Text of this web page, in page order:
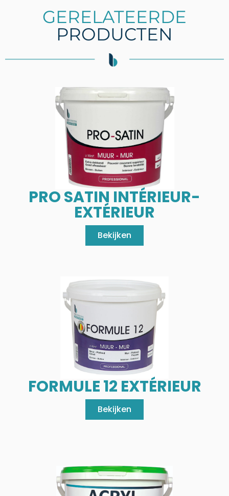
GERELATEERDE
PRODUCTEN
PRO SATIN INTÉRIEUR-
EXTÉRIEUR
Bekijken
FORMULE 12 EXTÉRIEUR
Bekijken